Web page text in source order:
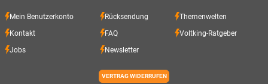
Mein Benutzerkonto Rücksendung Themenwelten
Kontakt FAQ Voltking-Ratgeber
Jobs Newsletter
VERTRAG WIDERRUFEN